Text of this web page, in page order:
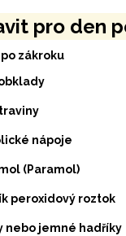
pro den
zákroku
nápoje
(Paramol)
peroxidový roztok
nebo jemné hadříky